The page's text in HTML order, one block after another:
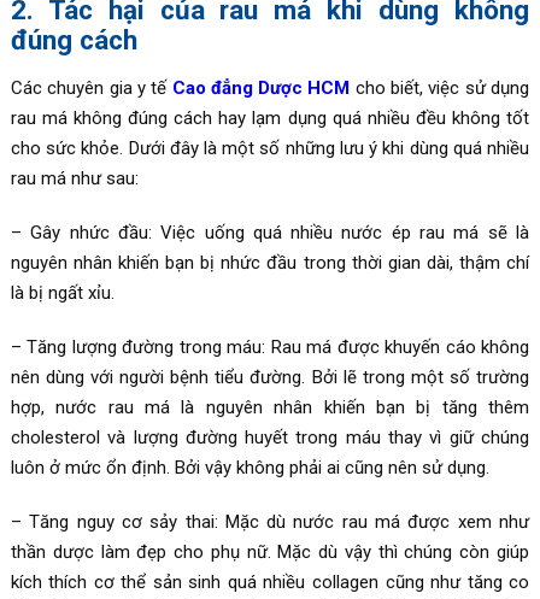
2. Tác hại của rau má khi dùng không
đúng cách
Các chuyên gia y tế Cao đẳng Dược HCM cho biết, việc sử dụng
rau má không đúng cách hay lạm dụng quá nhiều đều không tốt
cho sức khỏe. Dưới đây là một số những lưu ý khi dùng quá nhiều
rau má như sau:
– Gây nhức đầu: Việc uống quá nhiều nước ép rau má sẽ là
nguyên nhân khiến bạn bị nhức đầu trong thời gian dài, thậm chí
là bị ngất xỉu.
– Tăng lượng đường trong máu: Rau má được khuyến cáo không
nên dùng với người bệnh tiểu đường. Bởi lẽ trong một số trường
hợp, nước rau má là nguyên nhân khiến bạn bị tăng thêm
cholesterol và lượng đường huyết trong máu thay vì giữ chúng
luôn ở mức ổn định. Bởi vậy không phải ai cũng nên sử dụng.
– Tăng nguy cơ sảy thai: Mặc dù nước rau má được xem như
thần dược làm đẹp cho phụ nữ. Mặc dù vậy thì chúng còn giúp
kích thích cơ thể sản sinh quá nhiều collagen cũng như tăng co